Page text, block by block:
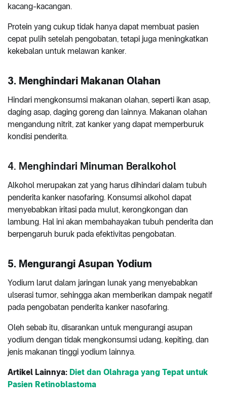
kacang-kacangan.
Protein yang cukup tidak hanya dapat membuat pasien
cepat pulih setelah pengobatan, tetapi juga meningkatkan
kekebalan untuk melawan kanker.
3. Menghindari Makanan Olahan
Hindari mengkonsumsi makanan olahan, seperti ikan asap,
daging asap, daging goreng dan lainnya. Makanan olahan
mengandung nitrit, zat kanker yang dapat memperburuk
kondisi penderita.
4. Menghindari Minuman Beralkohol
Alkohol merupakan zat yang harus dihindari dalam tubuh
penderita kanker nasofaring. Konsumsi alkohol dapat
menyebabkan iritasi pada mulut, kerongkongan dan
lambung. Hal ini akan membahayakan tubuh penderita dan
berpengaruh buruk pada efektivitas pengobatan.
5. Mengurangi Asupan Yodium
Yodium larut dalam jaringan lunak yang menyebabkan
ulserasi tumor, sehingga akan memberikan dampak negatif
pada pengobatan penderita kanker nasofaring.
Oleh sebab itu, disarankan untuk mengurangi asupan
yodium dengan tidak mengkonsumsi udang, kepiting, dan
jenis makanan tinggi yodium lainnya.
Artikel Lainnya: Diet dan Olahraga yang Tepat untuk
Pasien Retinoblastoma